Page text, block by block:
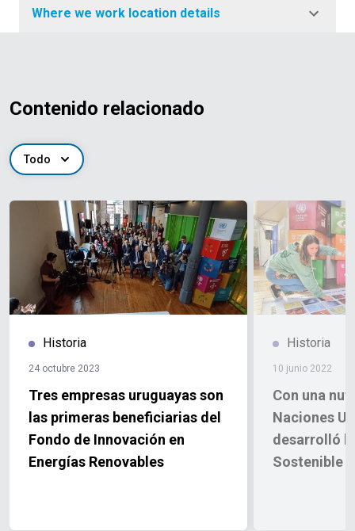
Where we work location details
Contenido relacionado
Todo
Historia
24 octubre 2023
Tres empresas uruguayas son
las primeras beneficiarias del
Fondo de Innovación en
Energías Renovables
Historia
10 junio 2022
Con una
Naciones
desarrolló
Sostenible